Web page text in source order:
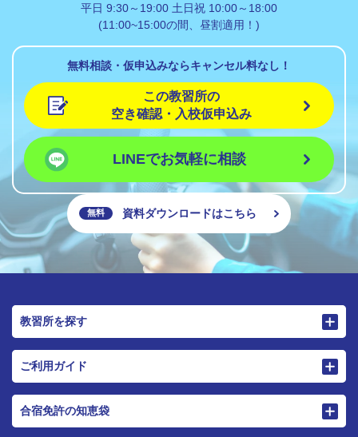
平日 9:30～19:00 土日祝 10:00～18:00
(11:00~15:00の間、昼割適用！)
無料相談・仮申込みならキャンセル料なし！
この教習所の
空き確認・入校仮申込み
LINEでお気軽に相談
無料 資料ダウンロードはこちら
教習所を探す
ご利用ガイド
合宿免許の知恵袋